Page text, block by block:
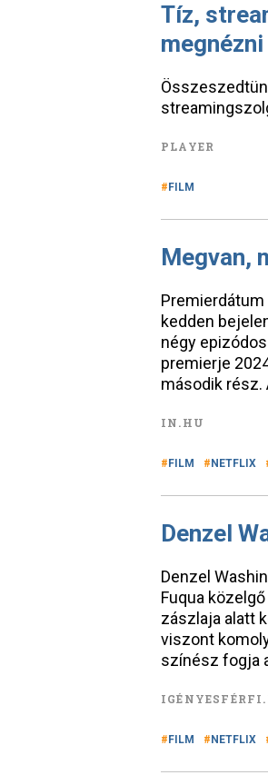
Tíz,
PLAYER
FILM
Megvan,
kedden
négy
premierje
második rész.
IN.HU
FILM NETFLIX
Denzel
Denzel
Fuqua
zászlaja alatt
viszont
színész fogja
FILM NETFLIX